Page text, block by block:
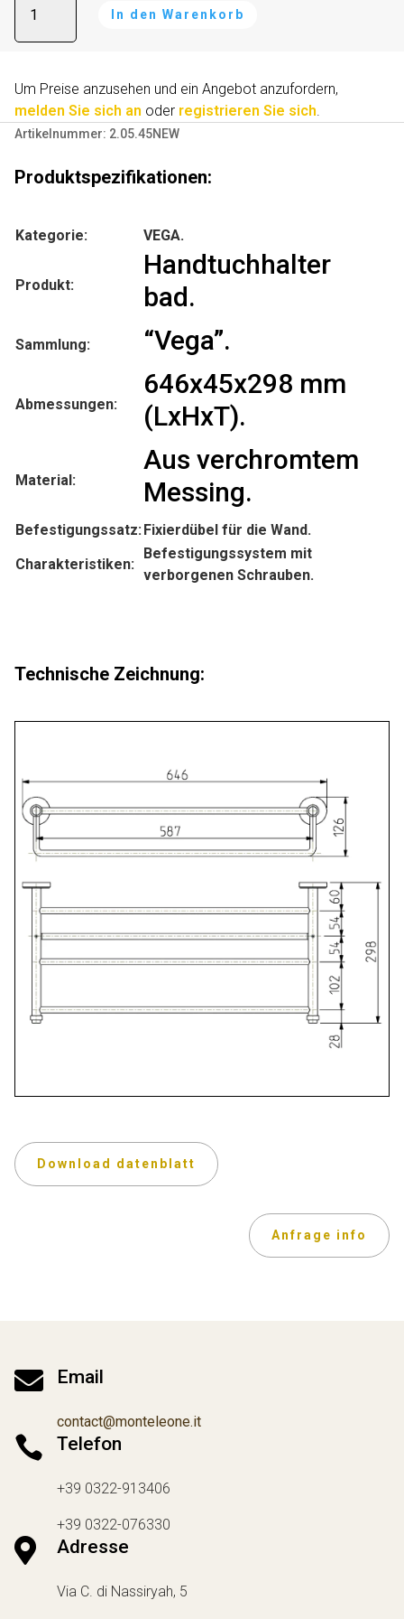
bad
Menge
In den Warenkorb
r
n
a
Um Preise anzusehen und ein Angebot anzufordern,
melden Sie sich an oder registrieren Sie sich.
Artikelnummer: 2.05.45NEW
Produktspezifikationen:
Kategorie: VEGA.
Produkt:
Handtuchhalter
bad.
Sammlung: “Vega”.
Abmessungen:
646x45x298 mm
(LxHxT).
Material:
Aus verchromtem
Messing.
Befestigungssatz: Fixierdübel für die Wand.
Charakteristiken:
Befestigungssystem mit
verborgenen Schrauben.
Technische Zeichnung:
Download datenblatt
Anfrage info
 Email
contact@monteleone.it
 Telefon
+39 0322-913406
+39 0322-076330
 Adresse
Via C. di Nassiryah, 5